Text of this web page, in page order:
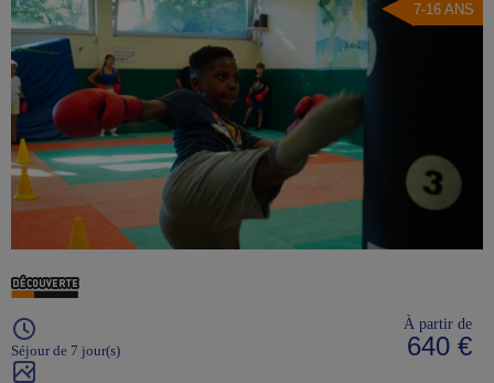
7-16 ANS
Séjour de 7 jour(s)
À partir de
640 €